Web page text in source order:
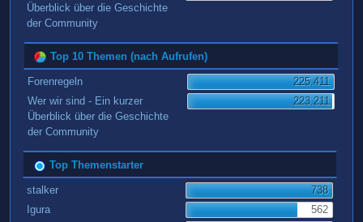
Überblick über die Geschichte
der Community
Top 10 Themen (nach Aufrufen)
Forenregeln
225.411
Wer wir sind - Ein kurzer
Überblick über die Geschichte
der Community
223.211
Top Themenstarter
stalker
738
Igura
562